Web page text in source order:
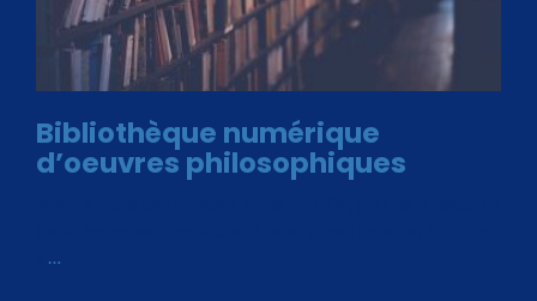
Bibliothèque numérique
d’oeuvres philosophiques
…